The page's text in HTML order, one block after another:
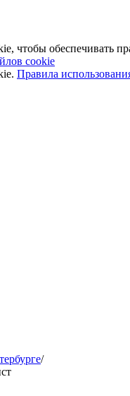
чтобы обеспечивать
cookie
Правила
/